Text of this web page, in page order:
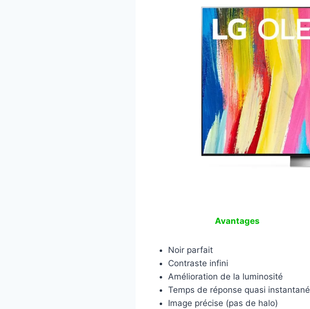
Avantages
Noir parfait
Contraste infini
Amélioration de la luminosité
Temps de réponse quasi instantané
Image précise (pas de halo)